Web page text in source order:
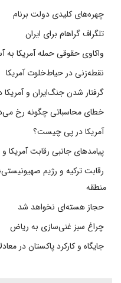
چهره‌های کلیدی دولت برنام
تلگراف گراهام برای ایران
واکاوی حقوقی حمله آمریکا به
نقطه‌زنی در حیاط‌خلوت آمریکا
گرفتار شدن جنگ‌ایران و
خطای محاسباتی چگونه رخ
آمریکا در پی چیست؟
پیامدهای جانبی رقابت آمریکا
رقابت ترکیه و رژیم
منطقه
حجاز هسته‌ای نخواهد شد
چراغ سبز غنی‌سازی به ریاض
جایگاه و کارکرد پاکستان در